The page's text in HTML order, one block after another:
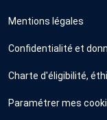
Mentions légales
Confidentialité et
Charte d'éligibilité,
Paramétrer mes